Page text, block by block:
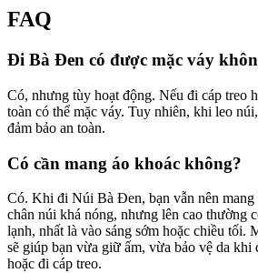
FAQ
Đi Bà Đen có được mặc váy
Có, nhưng tùy hoạt động. Nếu đi cáp treo
toàn có thể mặc váy. Tuy nhiên, khi leo
đảm bảo an toàn.
Có cần mang áo khoác không?
Có. Khi đi Núi Bà Đen, bạn vẫn nên
chân núi khá nóng, nhưng lên cao thường
lạnh, nhất là vào sáng sớm hoặc chiều tối.
sẽ giúp bạn vừa giữ ấm, vừa bảo vệ da khi
hoặc đi cáp treo.